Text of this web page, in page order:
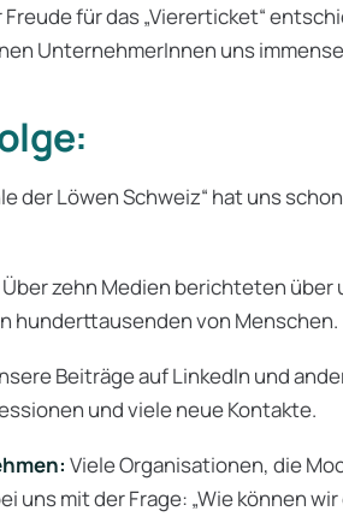
für das „Viererticket“
UnternehmerInnen uns
der Löwen Schweiz“ hat uns
Über zehn Medien berichteten
hunderttausenden von Menschen.
Beiträge auf LinkedIn und
und viele neue Kontakte.
Viele Organisationen, die
uns mit der Frage: „Wie können